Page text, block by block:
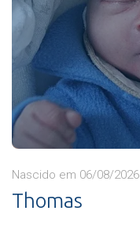
Nascido em 06/08/2026
Thomas